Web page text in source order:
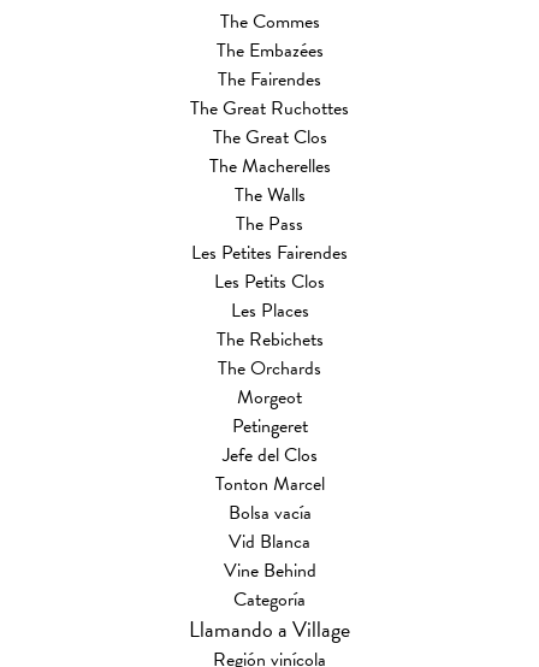
The Commes
The Embazées
The Fairendes
The Great Ruchottes
The Great Clos
The Macherelles
The Walls
The Pass
Les Petites Fairendes
Les Petits Clos
Les Places
The Rebichets
The Orchards
Morgeot
Petingeret
Jefe del Clos
Tonton Marcel
Bolsa vacía
Vid Blanca
Vine Behind
Categoría
Llamando a Village
Región vinícola